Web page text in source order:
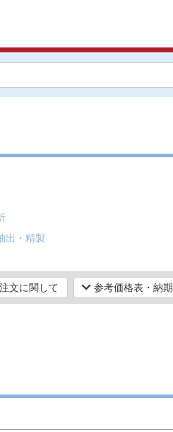
出・精製
文に関して 参考価格表・納期